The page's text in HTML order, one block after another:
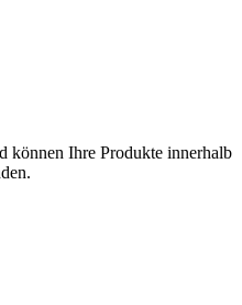
können Ihre Produkte innerhalb